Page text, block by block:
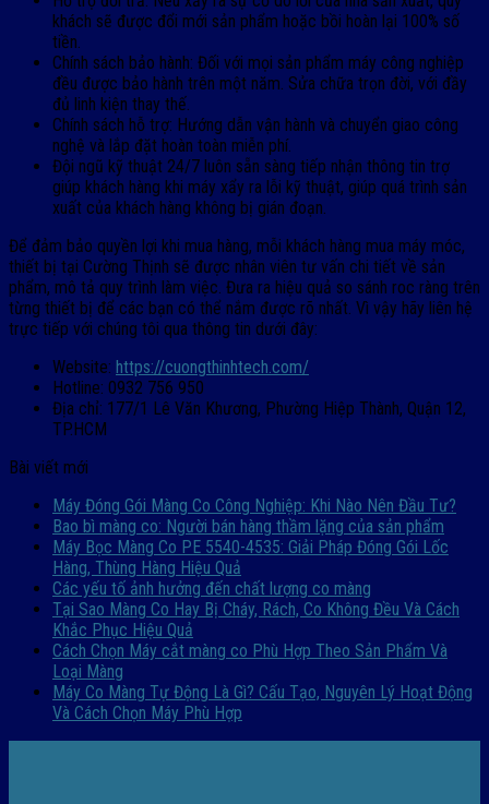
khách sẽ được đổi mới sản phẩm hoặc bồi hoàn lại 100% số
tiền.
Chính sách bảo hành: Đối với mọi sản phẩm máy công nghiệp
đều được bảo hành trên một năm. Sửa chữa trọn đời, với đầy
đủ linh kiện thay thế.
Chính sách hỗ trợ: Hướng dẫn vận hành và chuyển giao công
nghệ và lắp đặt hoàn toàn miễn phí.
Đội ngũ kỹ thuật 24/7 luôn sẵn sàng tiếp nhận thông tin trợ
giúp khách hàng khi máy xẩy ra lỗi kỹ thuật, giúp quá trình sản
xuất của khách hàng không bị gián đoạn.
Để đảm bảo quyền lợi khi mua hàng, mỗi khách hàng mua máy móc,
thiết bị tại Cường Thịnh sẽ được nhân viên tư vấn chi tiết về sản
phẩm, mô tả quy trình làm việc. Đưa ra hiệu quả so sánh roc ràng trên
từng thiết bị để các bạn có thể nắm được rõ nhất. Vì vậy hãy liên hệ
trực tiếp với chúng tôi qua thông tin dưới đây:
Website: https://cuongthinhtech.com/
Hotline: 0932 756 950
Địa chỉ: 177/1 Lê Văn Khương, Phường Hiệp Thành, Quận 12,
TP.HCM
Bài viết mới
Máy Đóng Gói Màng Co Công Nghiệp: Khi Nào Nên Đầu Tư?
Bao bì màng co: Người bán hàng thầm lặng của sản phẩm
Máy Bọc Màng Co PE 5540-4535: Giải Pháp Đóng Gói Lốc
Hàng, Thùng Hàng Hiệu Quả
Các yếu tố ảnh hưởng đến chất lượng co màng
Tại Sao Màng Co Hay Bị Cháy, Rách, Co Không Đều Và Cách
Khắc Phục Hiệu Quả
Cách Chọn Máy cắt màng co Phù Hợp Theo Sản Phẩm Và
Loại Màng
Máy Co Màng Tự Động Là Gì? Cấu Tạo, Nguyên Lý Hoạt Động
Và Cách Chọn Máy Phù Hợp